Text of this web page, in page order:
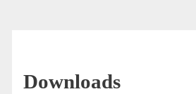
Downloads